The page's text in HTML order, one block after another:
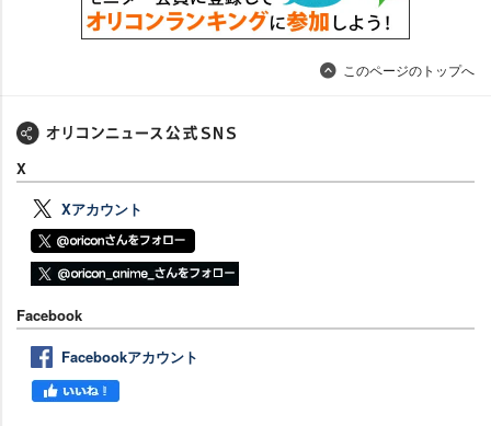
このページのトップへ
X
Xアカウント
Facebook
Facebookアカウント